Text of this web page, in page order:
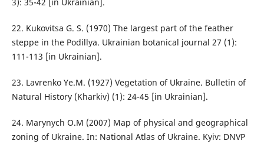
22. Kukovitsa G. S. (1970) The largest part of the feather
steppe in the Podillya. Ukrainian botanical journal 27 (1):
111-113 [in Ukrainian].
23. Lavrenko Ye.M. (1927) Vegetation of Ukraine. Bulletin of
Natural History (Kharkiv) (1): 24-45 [in Ukrainian].
24. Marynych O.M (2007) Map of physical and geographical
zoning of Ukraine. In: National Atlas of Ukraine. Kyiv: DNVP